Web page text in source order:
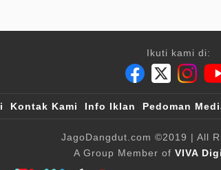
Ikuti kami di:
Kontak Kami Info Iklan Pedoman
JagoDangdut.com ©2019 | All
A Group Member of VIVA